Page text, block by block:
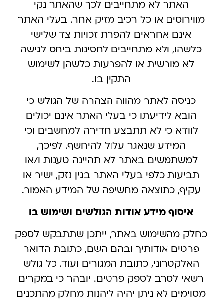
האתר לא מתחייבים לכך שהאתר נקי
מווירוסים או כל רכיב מזיק אחר. בעלי האתר
אינם אחראים להפרת זכויות צד שלישי
כלשהו, ולא מתחייבים לחסינות ביחס לגישה
לא מורשית או להפרעות כלשהן לשימוש
התקין בו.
כניסה לאתר מהווה הצהרה של הגולש כי
הובא לידיעתו כי בעלי האתר אינם יכולים
לוודא כי לא תתבצע חדירה למחשבים וכי
המידע שנאגר עלול להיחשף. לפיכך,
למשתמשים באתר לא תהיינה טענות ו/או
תביעות כלפי בעלי האתר בגין נזק, ישיר או
עקיף, כתוצאה מחשיפה של המידע האמור.
איסוף מידע אודות הגולשים ושימוש בו
כחלק מהשימוש באתר, ייתכן שתתבקש לספק
פרטים אודותיך ובהם השם, כתובת הדואר
האלקטרוני, כתובת המגורים ועוד. כל גולש
רשאי לסרב לספק פרטים. יובהר כי במקרים
מסוימים לא ניתן יהיה ליהנות מחלק מהתכנים